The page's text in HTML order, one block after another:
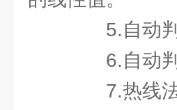
5.自动判
6.自动判
7.热线法